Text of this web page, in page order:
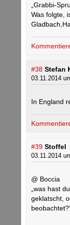
„Grabbi-
Was folgte,
#38 Stefan
03.11.2014
In England
#39 Stoffel
03.11.2014
@ Boccia
„was hast
geklatscht,